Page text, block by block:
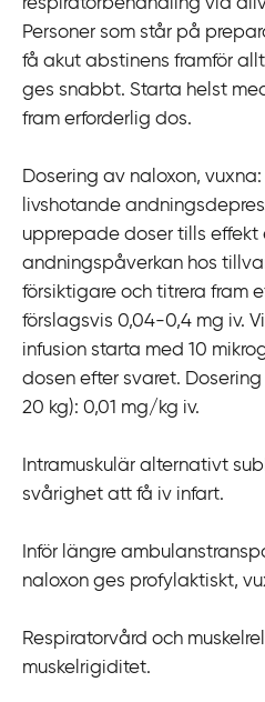
respiratorbehandling vid
Personer som står på
få akut abstinens framför
ges snabbt. Starta helst
fram erforderlig dos.
Dosering av naloxon,
livshotande
upprepade doser tills effekt
andningspåverkan hos
försiktigare och titrera fram
förslagsvis 0,04-0,4 mg iv.
infusion starta med 10
dosen efter svaret.
20 kg): 0,01 mg/kg iv.
Intramuskulär alternativt
svårighet att få iv infart.
Inför längre
naloxon ges profylaktiskt,
Respiratorvård och
muskelrigiditet.